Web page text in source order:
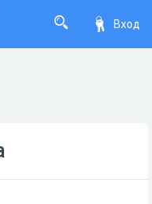
Вход